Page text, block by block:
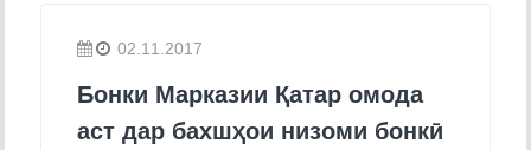
02.11.2017
Бонки Марказии Қатар омода
аст дар бахшҳои низоми бонкӣ